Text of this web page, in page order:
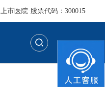
上市医院·股票代码：300015